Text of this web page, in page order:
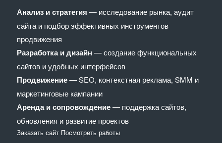
Анализ и стратегия — исследование рынка, аудит
сайта и подбор эффективных инструментов
продвижения
Разработка и дизайн — создание функциональных
сайтов и удобных интерфейсов
Продвижение— SEO, контекстная реклама, SMM и
маркетинговые кампании
Аренда и сопровождение— поддержка сайтов,
обновления и развитие проектов
Заказать сайт Посмотреть работы